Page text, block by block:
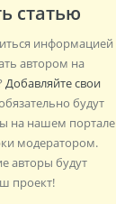
статью
информацией
автором на
Добавляйте свои
будут
на нашем портале
модератором.
авторы будут
проект!